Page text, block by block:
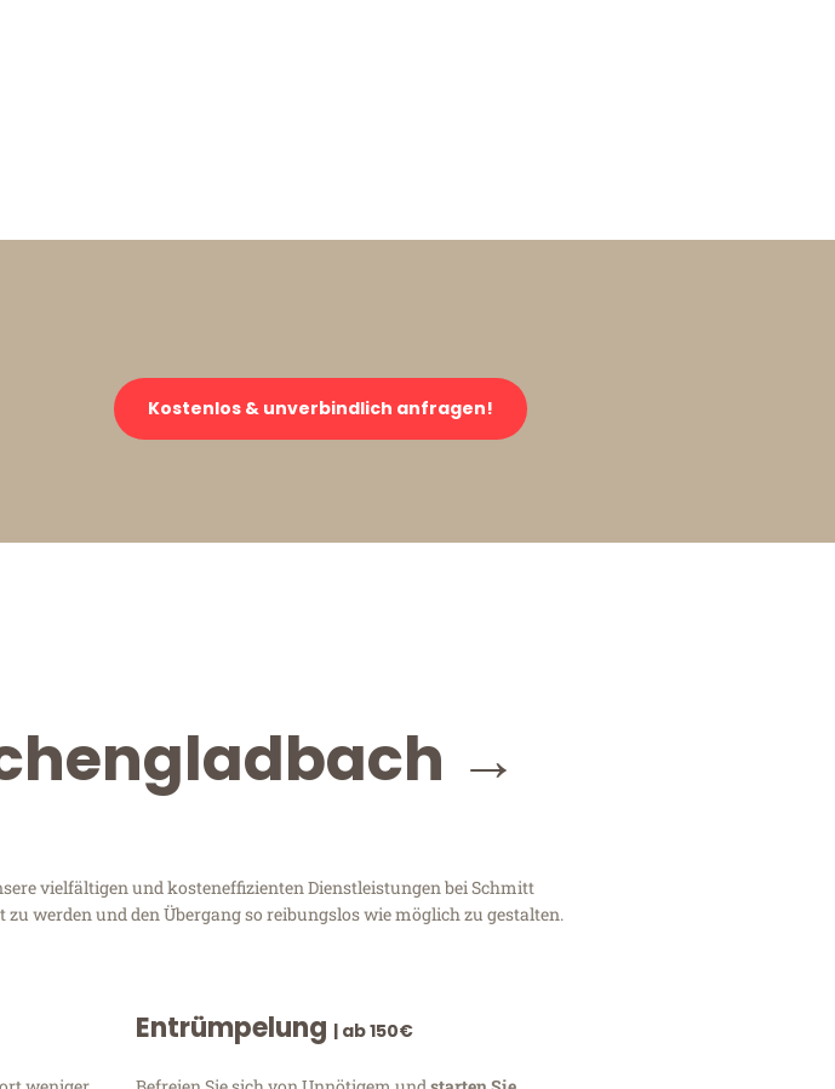
Kostenlos & unverbindlich anfragen!
→
vielfältigen und kosteneffizienten Dienstleistungen bei Schmitt
werden und den Übergang so reibungslos wie möglich zu gestalten.
Entrümpelung | ab 150€